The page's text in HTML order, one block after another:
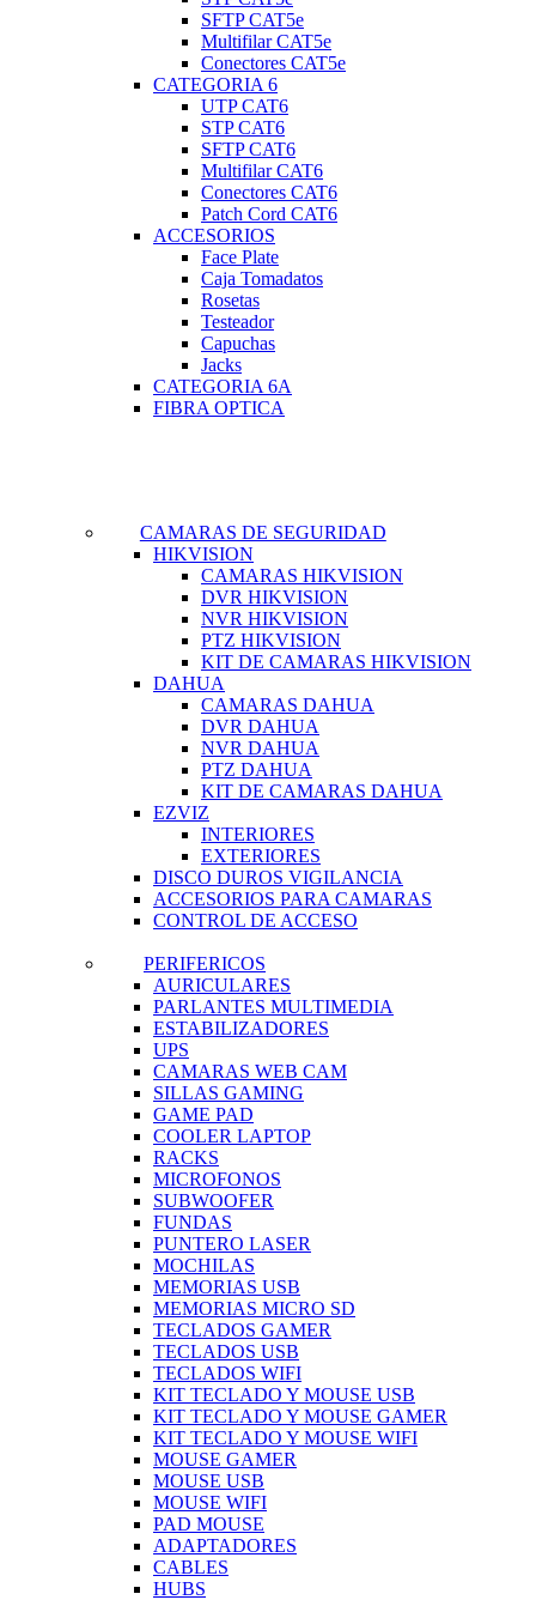
SFTP CAT5e
Multifilar CAT5e
Conectores CAT5e
CATEGORIA 6
UTP CAT6
STP CAT6
SFTP CAT6
Multifilar CAT6
Conectores CAT6
Patch Cord CAT6
ACCESORIOS
Face Plate
Caja Tomadatos
Rosetas
Testeador
Capuchas
Jacks
CATEGORIA 6A
FIBRA OPTICA
CAMARAS DE SEGURIDAD
HIKVISION
CAMARAS HIKVISION
DVR HIKVISION
NVR HIKVISION
PTZ HIKVISION
KIT DE CAMARAS HIKVISION
DAHUA
CAMARAS DAHUA
DVR DAHUA
NVR DAHUA
PTZ DAHUA
KIT DE CAMARAS DAHUA
EZVIZ
INTERIORES
EXTERIORES
DISCO DUROS VIGILANCIA
ACCESORIOS PARA CAMARAS
CONTROL DE ACCESO
PERIFERICOS
AURICULARES
PARLANTES MULTIMEDIA
ESTABILIZADORES
UPS
CAMARAS WEB CAM
SILLAS GAMING
GAME PAD
COOLER LAPTOP
RACKS
MICROFONOS
SUBWOOFER
FUNDAS
PUNTERO LASER
MOCHILAS
MEMORIAS USB
MEMORIAS MICRO SD
TECLADOS GAMER
TECLADOS USB
TECLADOS WIFI
KIT TECLADO Y MOUSE USB
KIT TECLADO Y MOUSE GAMER
KIT TECLADO Y MOUSE WIFI
MOUSE GAMER
MOUSE USB
MOUSE WIFI
PAD MOUSE
ADAPTADORES
CABLES
HUBS